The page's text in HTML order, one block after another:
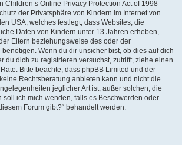
Children’s Online Privacy Protection Act of 1998
der Privatsphäre von Kindern im Internet von
USA, welches festlegt, dass Websites, die
Daten von Kindern unter 13 Jahren erheben,
Eltern beziehungsweise des oder der
Wenn du dir unsicher bist, ob dies auf dich
du dich zu registrieren versuchst, zutrifft, ziehe einen
Bitte beachte, dass phpBB Limited und der
Rechtsberatung anbieten kann und nicht die
jeglicher Art ist; außer solchen, die
soll ich mich wenden, falls es Beschwerden oder
Forum gibt?“ behandelt werden.